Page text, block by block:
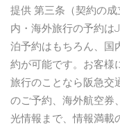
提供 第三条（契約の
内・海外旅行の予約は
泊予約はもちろん、国
約が可能です。お客様
旅行のことなら阪急交
のご予約、海外航空券
光情報まで、情報満載